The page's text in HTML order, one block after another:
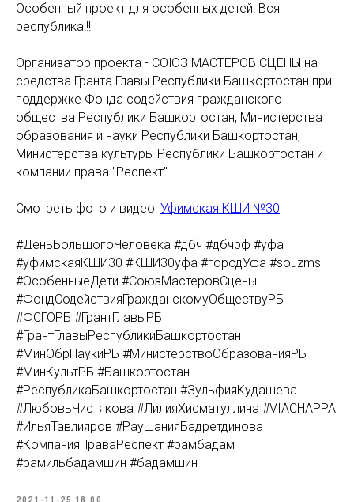
Особенный проект для особенных детей! Вся
республика!!!
Организатор проекта - СОЮЗ МАСТЕРОВ СЦЕНЫ на
средства Гранта Главы Республики Башкортостан при
поддержке Фонда содействия гражданского
общества Республики Башкортостан, Министерства
образования и науки Республики Башкортостан,
Министерства культуры Республики Башкортостан и
компании права "Респект".
Смотреть фото и видео: Уфимская КШИ №30
#ДеньБольшогоЧеловека #дбч #дбчрф #уфа
#уфимскаяКШИ30 #КШИ30уфа #городУфа #souzms
#ОсобенныеДети #СоюзМастеровСцены
#ФондСодействияГражданскомуОбществуРБ
#ФСГОРБ #ГрантГлавыРБ
#ГрантГлавыРеспубликиБашкортостан
#МинОбрНаукиРБ #МинистерствоОбразованияРБ
#МинКультРБ #Башкортостан
#РеспубликаБашкортостан #ЗульфияКудашева
#ЛюбовьЧистякова #ЛилияХисматуллина #VIACHAPPA
#ИльяТавлияров #РаушанияБадретдинова
#КомпанияПраваРеспект #рамбадам
#рамильбадамшин #бадамшин
2021-11-25 18:00